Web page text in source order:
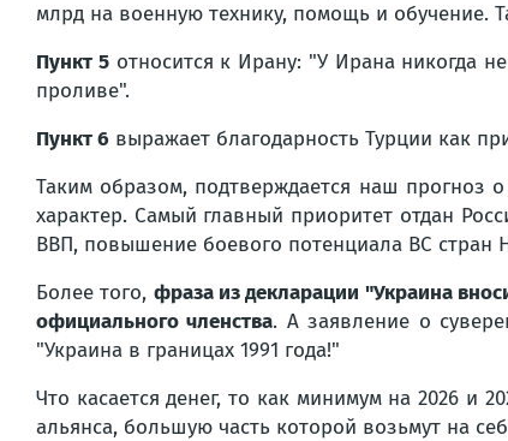
млрд на военную технику, помощь и обучение.
Пункт 5относится к Ирану: "У Ирана никогда
проливе".
Пункт 6 выражает благодарность Турции как
Таким образом, подтверждается наш прогноз
характер. Самый главный приоритет отдан
ВВП, повышение боевого потенциала ВС стран
Более того, фраза из декларации "Украина
официального членства. А заявление о
"Украина в границах 1991 года!"
Что касается денег, то как минимум на 2026 и
альянса, большую часть которой возьмут на